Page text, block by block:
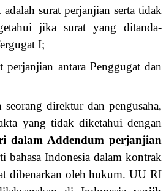
surat perjanjian serta tidak
jika surat yang ditanda-
I;
perjanjian antara Penggugat dan
seorang direktur dan pengusaha,
yang tidak diketahui dengan
dalam Addendum perjanjian
bahasa Indonesia dalam kontrak
dibenarkan oleh hukum. UU RI